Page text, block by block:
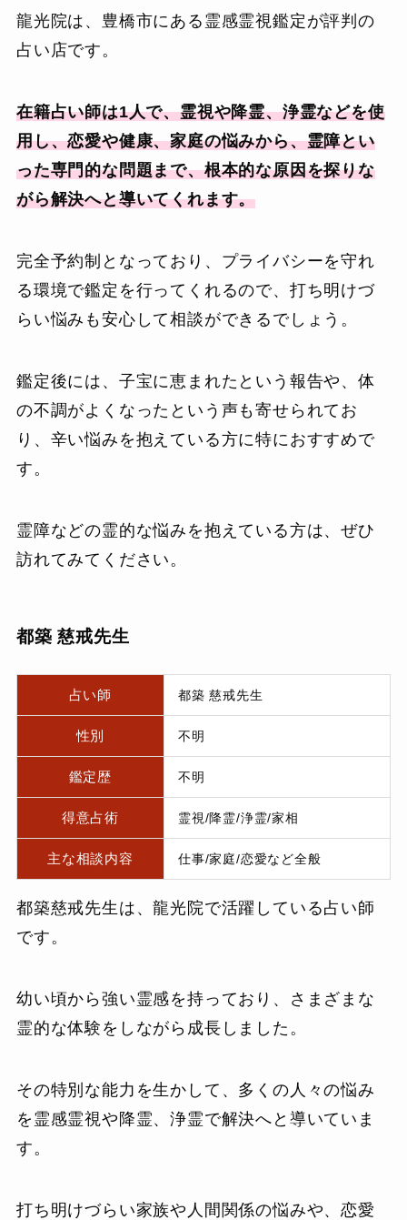
龍光院は、豊橋市にある霊感霊視鑑定が評判の
占い店です。
在籍占い師は1人で、霊視や降霊、浄霊などを使
用し、恋愛や健康、家庭の悩みから、霊障とい
った専門的な問題まで、根本的な原因を探りな
がら解決へと導いてくれます。
完全予約制となっており、プライバシーを守れ
る環境で鑑定を行ってくれるので、打ち明けづ
らい悩みも安心して相談ができるでしょう。
鑑定後には、子宝に恵まれたという報告や、体
の不調がよくなったという声も寄せられてお
り、辛い悩みを抱えている方に特におすすめで
す。
霊障などの霊的な悩みを抱えている方は、ぜひ
訪れてみてください。
都築 慈戒先生
占い師 都築 慈戒先生
性別 不明
鑑定歴 不明
得意占術 霊視/降霊/浄霊/家相
主な相談内容 仕事/家庭/恋愛など全般
都築慈戒先生は、龍光院で活躍している占い師
です。
幼い頃から強い霊感を持っており、さまざまな
霊的な体験をしながら成長しました。
その特別な能力を生かして、多くの人々の悩み
を霊感霊視や降霊、浄霊で解決へと導いていま
す。
打ち明けづらい家族や人間関係の悩みや、恋愛